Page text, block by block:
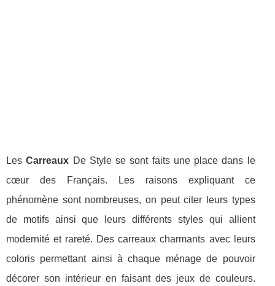
LesCarreaux De Style se sont faits une place dans le
cœur des Français. Les raisons expliquant ce
phénomène sont nombreuses, on peut citer leurs types
de motifs ainsi que leurs différents styles qui allient
modernité et rareté. Des carreaux charmants avec leurs
coloris permettant ainsi à chaque ménage de pouvoir
décorer son intérieur en faisant des jeux de couleurs.